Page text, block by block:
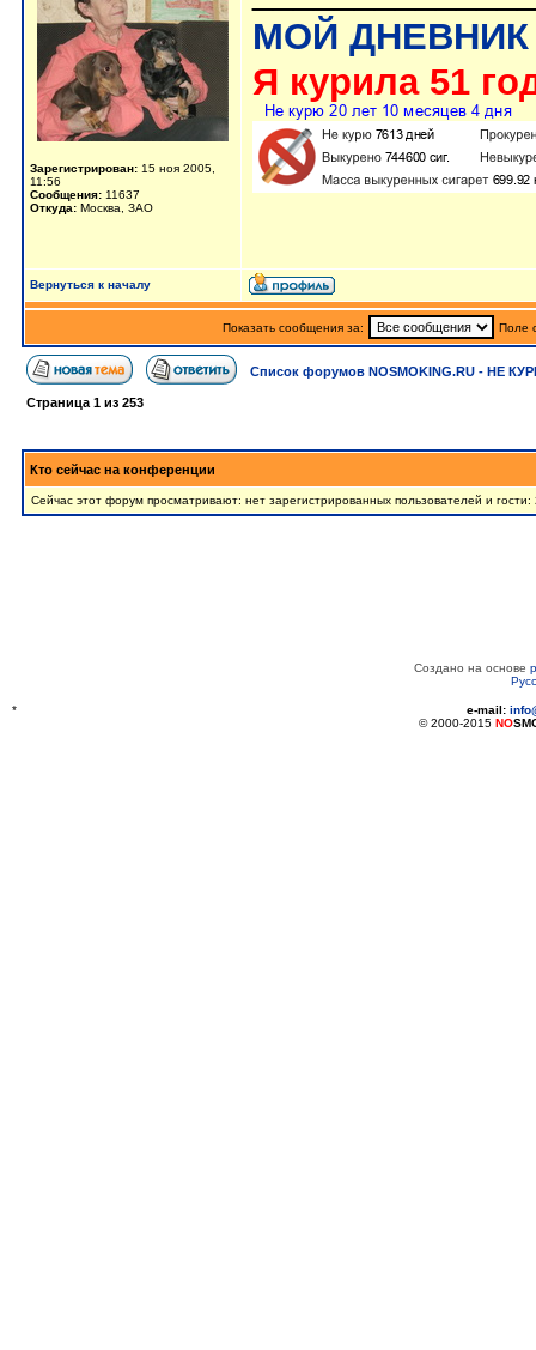
Зарегистрирован: 15 ноя 2005,
11:56
Сообщения: 11637
Откуда: Москва, ЗАО
МОЙ ДНЕВНИК
Я курила 51
Вернуться к началу
Показать сообщения за: Поле
Список форумов NOSMOKING.RU - НЕ
Страница 1 из 253
Кто сейчас на конференции
Сейчас этот форум просматривают: нет зарегистрированных пользователей и гости:
Создано на основе
* e-mail:
© 2000-2015 NO